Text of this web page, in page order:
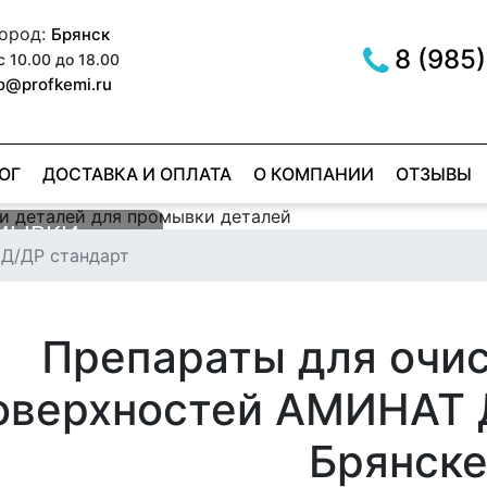
Брянск
10.00 до 18.00 8
ДОСТАВКА И ОПЛАТА О КОМПАНИИ ОТЗЫВЫ
RED
ДР стандарт
Препараты для
АМИНАТ
Брянске